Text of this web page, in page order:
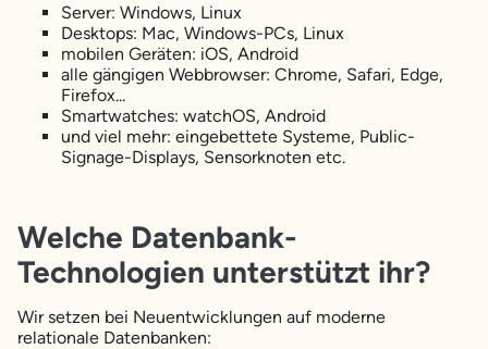
Server: Windows, Linux
Desktops: Mac, Windows-PCs, Linux
mobilen Geräten: iOS, Android
alle gängigen Webbrowser: Chrome, Safari, Edge,
Firefox...
Smartwatches: watchOS, Android
und viel mehr: eingebettete Systeme, Public-
Signage-Displays, Sensorknoten etc.
Welche Datenbank-
Technologien unterstützt ihr?
Wir setzen bei Neuentwicklungen auf moderne
relationale Datenbanken: